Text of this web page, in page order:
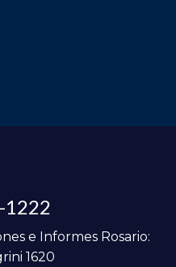
1222
e Informes Rosario:
1620